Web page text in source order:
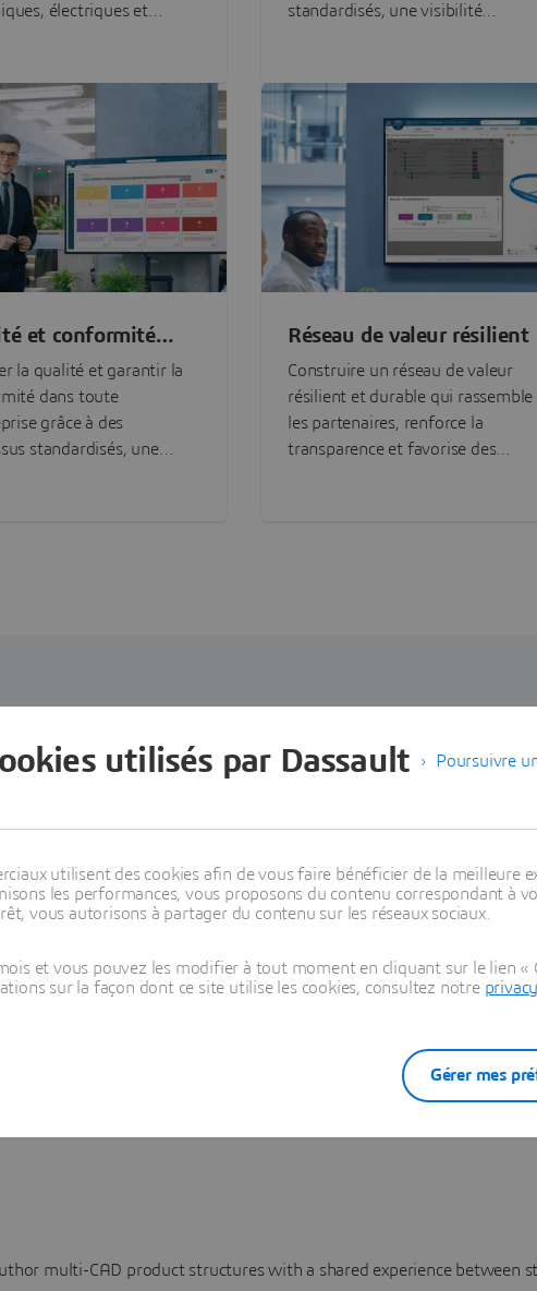
électriques et
standardisés, une visibilité
et conformité
la qualité et garantir la
dans toute
grâce à des
standardisés, une
Réseau de valeur résilient
Construire un réseau de valeur
résilient et durable qui rassemble
les partenaires, renforce la
transparence et favorise des
présentés sous forme de
pour vous permettre d'être
avec toutes les applications nécessaires à portée de main.
multi-CAD product structures with a shared experience between
Poursuivre
utilisés par Dassault
utilisent des cookies afin de vous faire bénéficier de la meilleure
les performances, vous proposons du contenu correspondant à
vous autorisons à partager du contenu sur les réseaux sociaux.
et vous pouvez les modifier à tout moment en cliquant sur le lien «
sur la façon dont ce site utilise les cookies, consultez notre
Gérer mes